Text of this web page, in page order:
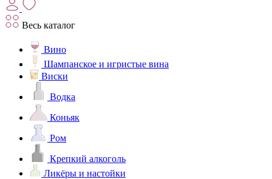
Весь каталог
Вино
Шампанское и игристые вина
Виски
Водка
Коньяк
Ром
Крепкий алкоголь
Ликёры и настойки